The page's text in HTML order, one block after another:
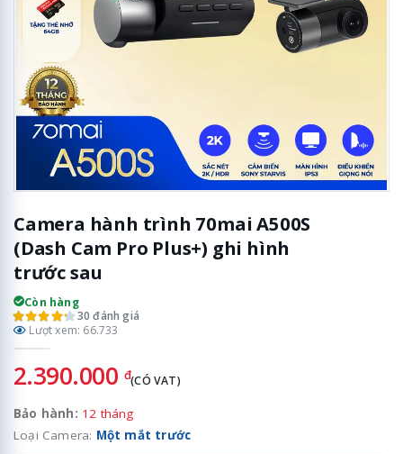
Camera hành trình 70mai A500S
(Dash Cam Pro Plus+) ghi hình
trước sau
Còn hàng
30 đánh giá
Lượt xem: 66.733
2.390.000 đ(CÓ VAT)
Bảo hành: 12 tháng
Loại Camera: Một mắt trước